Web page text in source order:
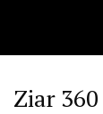
Ziar 360